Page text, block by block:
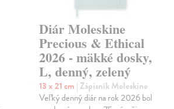
Diár Moleskine
Precious & Ethical
2026 - mäkké dosky,
L, denný, zelený
13 x 21 cm | Zápisník Moleskine
Veľký denný diár na rok 2026 bol